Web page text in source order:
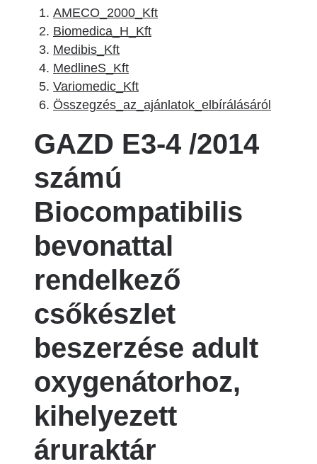
AMECO_2000_Kft
Biomedica_H_Kft
Medibis_Kft
MedlineS_Kft
Variomedic_Kft
Összegzés_az_ajánlatok_elbírálásáról
GAZD E3-4 /2014
számú
Biocompatibilis
bevonattal
rendelkező
csőkészlet
beszerzése adult
oxygenátorhoz,
kihelyezett
áruraktár